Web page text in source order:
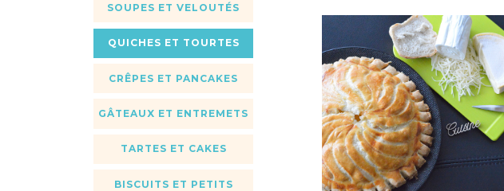
SOUPES ET VELOUTÉS
QUICHES ET TOURTES
CRÊPES ET PANCAKES
GÂTEAUX ET ENTREMETS
TARTES ET CAKES
BISCUITS ET PETITS